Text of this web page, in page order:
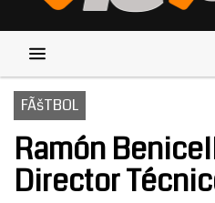
FÃšTBOL
Ramón
Director